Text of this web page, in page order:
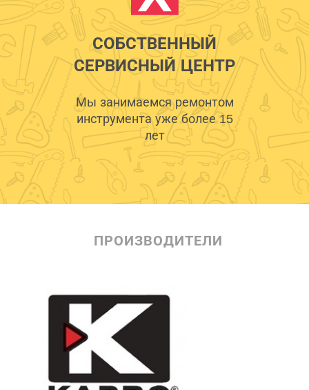
СОБСТВЕННЫЙ
СЕРВИСНЫЙ ЦЕНТР
Мы занимаемся ремонтом
инструмента уже более 15
лет
ПРОИЗВОДИТЕЛИ